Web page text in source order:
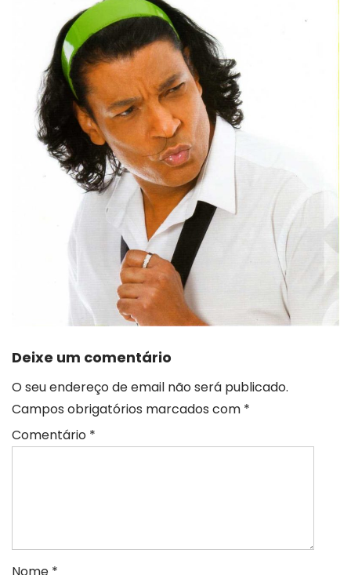
Deixe um comentário
O seu endereço de email não será publicado.
Campos obrigatórios marcados com *
Comentário *